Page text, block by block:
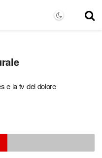
e la tv del dolore